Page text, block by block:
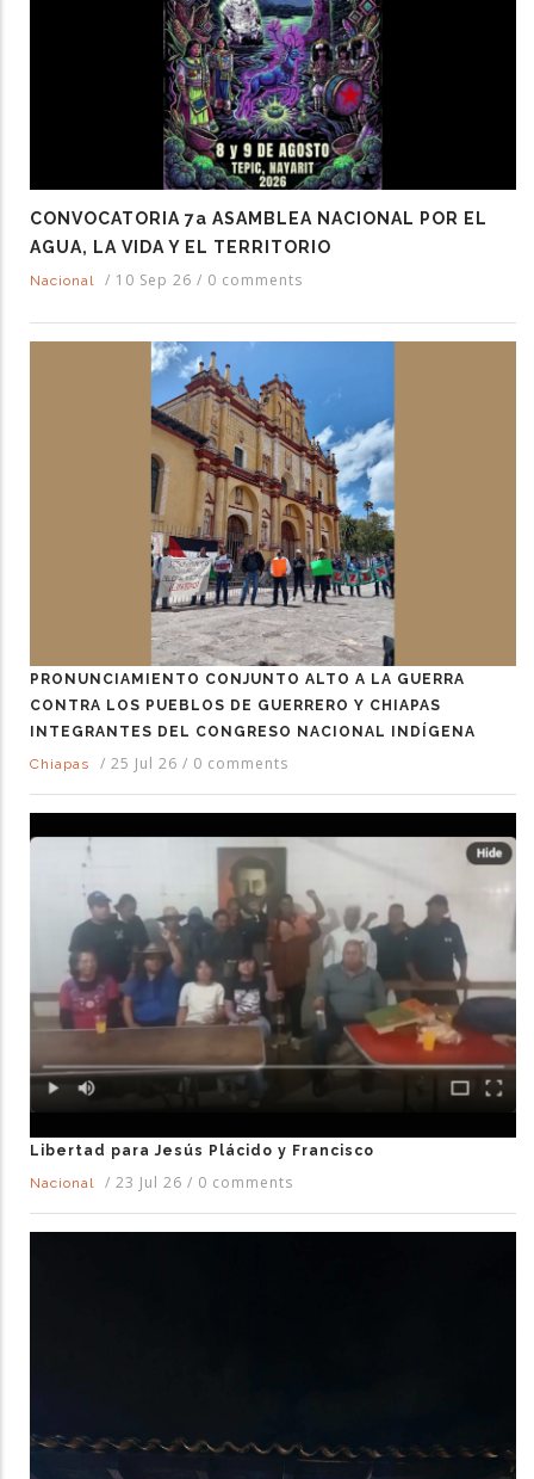
CONVOCATORIA 7a ASAMBLEA NACIONAL POR EL
AGUA, LA VIDA Y EL TERRITORIO
Nacional / 10 Sep 26 / 0 comments
PRONUNCIAMIENTO CONJUNTO ALTO A LA GUERRA
CONTRA LOS PUEBLOS DE GUERRERO Y CHIAPAS
INTEGRANTES DEL CONGRESO NACIONAL INDÍGENA
Chiapas
/ 25 Jul 26 / 0 comments
Libertad para Jesús Plácido y Francisco
Nacional
/ 23 Jul 26 / 0 comments